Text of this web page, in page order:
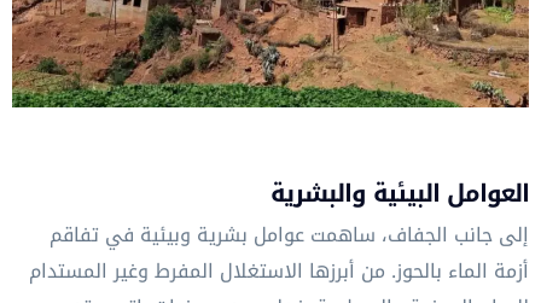
العوامل البيئية والبشرية
إلى جانب الجفاف، ساهمت عوامل بشرية وبيئية في تفاقم
أزمة الماء بالحوز. من أبرزها الاستغلال المفرط وغير المستدام